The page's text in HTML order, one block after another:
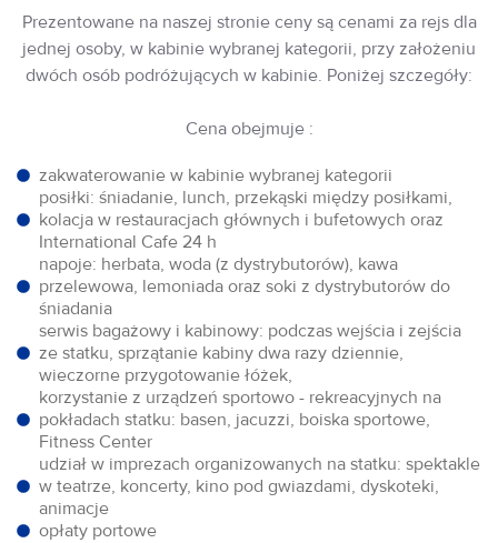
Prezentowane na naszej stronie ceny są cenami za rejs dla
jednej osoby, w kabinie wybranej kategorii, przy założeniu
dwóch osób podróżujących w kabinie. Poniżej szczegóły:
Cena obejmuje :
zakwaterowanie w kabinie wybranej kategorii
posiłki: śniadanie, lunch, przekąski między posiłkami,
kolacja w restauracjach głównych i bufetowych oraz
International Cafe 24 h
napoje: herbata, woda (z dystrybutorów), kawa
przelewowa, lemoniada oraz soki z dystrybutorów do
śniadania
serwis bagażowy i kabinowy: podczas wejścia i zejścia
ze statku, sprzątanie kabiny dwa razy dziennie,
wieczorne przygotowanie łóżek,
korzystanie z urządzeń sportowo - rekreacyjnych na
pokładach statku: basen, jacuzzi, boiska sportowe,
Fitness Center
udział w imprezach organizowanych na statku: spektakle
w teatrze, koncerty, kino pod gwiazdami, dyskoteki,
animacje
opłaty portowe